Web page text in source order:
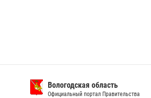
Вологодская область
Официальный портал Правительства